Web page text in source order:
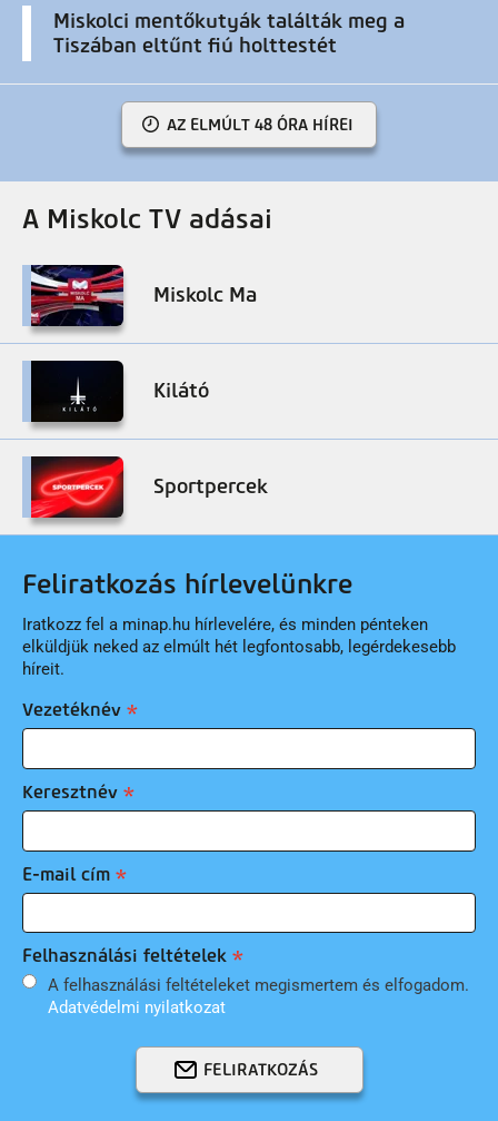
Miskolci mentőkutyák találták meg a
Tiszában eltűnt fiú holttestét
AZ ELMÚLT 48 ÓRA HÍREI
A Miskolc TV adásai
Miskolc Ma
Kilátó
Sportpercek
Feliratkozás hírlevelünkre
Iratkozz fel a minap.hu hírlevelére, és minden pénteken
elküldjük neked az elmúlt hét legfontosabb, legérdekesebb
híreit.
Vezetéknév
Keresztnév
E-mail cím
Felhasználási feltételek
A felhasználási feltételeket megismertem és elfogadom.
Adatvédelmi nyilatkozat
FELIRATKOZÁS